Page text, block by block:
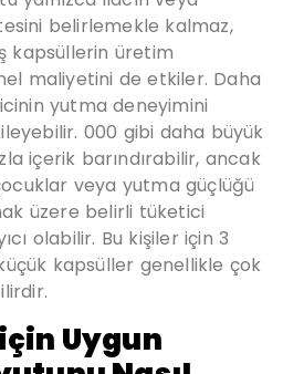
belirlemekle kalmaz,
kapsüllerin üretim
maliyetini de etkiler. Daha
yutma deneyimini
000 gibi daha büyük
içerik barındırabilir, ancak
veya yutma güçlüğü
üzere belirli tüketici
olabilir. Bu kişiler için 3
kapsüller genellikle çok
Uygun